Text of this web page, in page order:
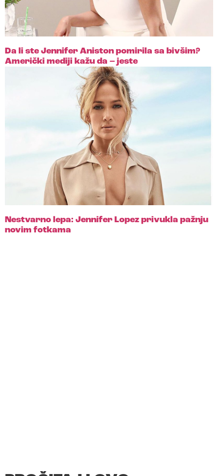
Da li ste Jennifer Aniston pomirila sa bivšim?
Američki mediji kažu da – jeste
Nestvarno lepa: Jennifer Lopez privukla pažnju
novim fotkama